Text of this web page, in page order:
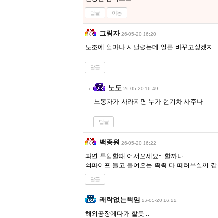
답글 이동
그림자 26-05-20 16:20
노조에 얼마나 시달렸는데 얼른 바꾸고싶겠지
답글
노도 26-05-20 16:49
노동자가 사라지면 누가 현기차 사주나
답글
백종원 26-05-20 16:22
과연 투입할때 어서오세요~ 할까나
쇠파이프 들고 들어오는 족족 다 때려부실꺼
답글
쾌락없는책임 26-05-20 16:22
해외공장에다가 할듯...